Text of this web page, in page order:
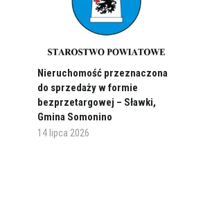
Nieruchomość przeznaczona
do sprzedaży w formie
bezprzetargowej – Sławki,
Gmina Somonino
14 lipca 2026